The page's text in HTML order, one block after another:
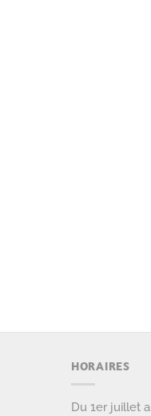
HORAIRES
Du 1er juillet